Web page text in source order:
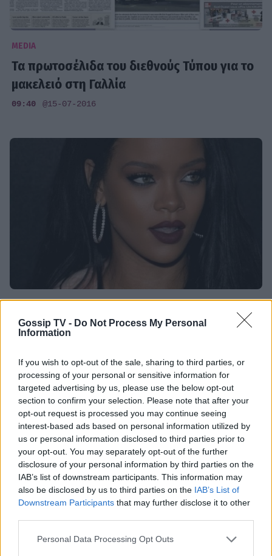
Gossip TV - Do Not Process My Personal
Information
If you wish to opt-out of the sale, sharing to third parties, or
processing of your personal or sensitive information for
targeted advertising by us, please use the below opt-out
section to confirm your selection. Please note that after your
opt-out request is processed you may continue seeing
interest-based ads based on personal information utilized by
us or personal information disclosed to third parties prior to
your opt-out. You may separately opt-out of the further
disclosure of your personal information by third parties on the
IAB’s list of downstream participants. This information may
also be disclosed by us to third parties on the IAB’s List of
Downstream Participants that may further disclose it to other
Personal Data Processing Opt Outs
MEDIA
Τα πρωτοσέλιδα του διεθνούς Τύπου για το
μακελειό στη Γαλλία
09:40 @15-07-2016
Επίθεση στη Νίκαια: Αγωνία για την
προγραμματισμένη συναυλία
09:05 @15-07-2016